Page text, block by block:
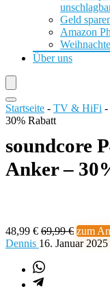
Geld
Amazon
Über uns
Startseite - TV & HiFi -
30% Rabatt
soundcore
Anker –
48,99 € 69,99 € zum
Dennis 16. Januar 2025